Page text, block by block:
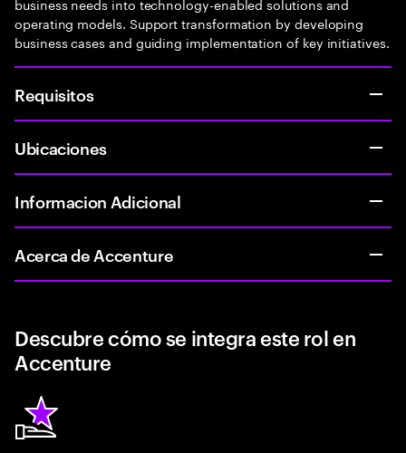
operating models. Support transformation by developing
business cases and guiding implementation of key initiatives.
Requisitos
Ubicaciones
Informacion Adicional
Acerca de Accenture
Descubre cómo se integra este rol en
Accenture